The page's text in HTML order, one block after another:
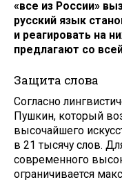
«все из России»
русский язык
и реагировать на
предлагают со
Защита слова
Согласно
Пушкин, который
высочайшего
в 21 тысячу слов.
современного
ограничивается